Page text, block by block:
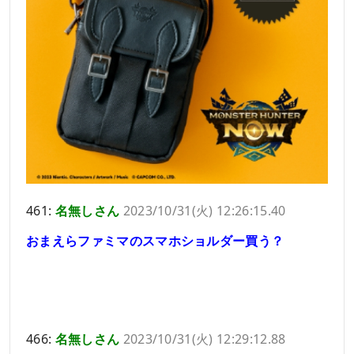
461: 名無しさん 2023/10/31(火) 12:26:15.40
おまえらファミマのスマホショルダー買う？
466: 名無しさん 2023/10/31(火) 12:29:12.88